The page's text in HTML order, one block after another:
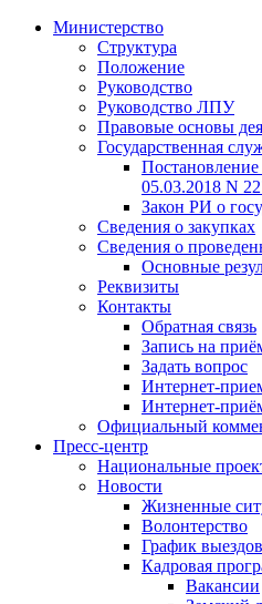
Министерство
Структура
Положение
Руководство
Руководство ЛПУ
Правовые основы
Государственная
05.03.2018 N
Закон РИ о
Сведения о закупках
Сведения о
Основные
Реквизиты
Контакты
Обратная связь
Запись на
Задать вопрос
Интернет-
Интернет-
Официальный
Пресс-центр
Национальные
Новости
Жизненные
Волонтерство
График
Кадровая
Вакансии